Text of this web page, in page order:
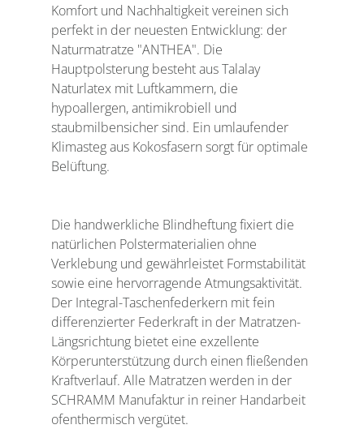
Komfort und Nachhaltigkeit vereinen sich
perfekt in der neuesten Entwicklung: der
Naturmatratze "ANTHEA". Die
Hauptpolsterung besteht aus Talalay
Naturlatex mit Luftkammern, die
hypoallergen, antimikrobiell und
staubmilbensicher sind. Ein umlaufender
Klimasteg aus Kokosfasern sorgt für optimale
Belüftung.
Die handwerkliche Blindheftung fixiert die
natürlichen Polstermaterialien ohne
Verklebung und gewährleistet Formstabilität
sowie eine hervorragende Atmungsaktivität.
Der Integral-Taschenfederkern mit fein
differenzierter Federkraft in der Matratzen-
Längsrichtung bietet eine exzellente
Körperunterstützung durch einen fließenden
Kraftverlauf. Alle Matratzen werden in der
SCHRAMM Manufaktur in reiner Handarbeit
ofenthermisch vergütet.